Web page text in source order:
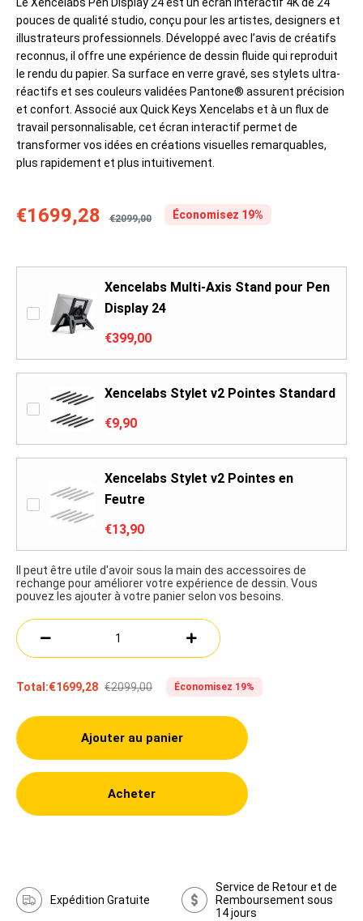
pouces de qualité studio, conçu pour les artistes, designers et
illustrateurs professionnels. Développé avec l’avis de créatifs
reconnus, il offre une expérience de dessin fluide qui reproduit
le rendu du papier. Sa surface en verre gravé, ses stylets ultra-
réactifs et ses couleurs validées Pantone® assurent précision
et confort. Associé aux Quick Keys Xencelabs et à un flux de
travail personnalisable, cet écran interactif permet de
transformer vos idées en créations visuelles remarquables,
plus rapidement et plus intuitivement.
€1699,28 €2099,00 Économisez 19%
Xencelabs Multi-Axis Stand pour Pen
Display 24
€399,00
Xencelabs Stylet v2 Pointes Standard
€9,90
Xencelabs Stylet v2 Pointes en
Feutre
€13,90
Il peut être utile d'avoir sous la main des accessoires de
rechange pour améliorer votre expérience de dessin. Vous
pouvez les ajouter à votre panier selon vos besoins.
Total:€1699,28 €2099,00 Économisez 19%
Ajouter au panier
Acheter
Expédition Gratuite
Service de Retour et de
Remboursement sous
14 jours